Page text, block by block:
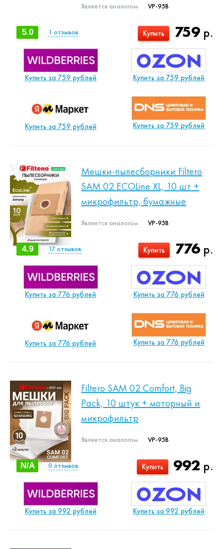
Является аналогом VP-95B
759 р.
Купить
5.0 1 отзывов
Купить за 759 рублей Купить за 759 рублей
Купить за 759 рублей Купить за 759 рублей
Мешки-пылесборники Filtero
SAM 02 ECOLine XL, 10 шт +
микрофильтр, бумажные
Является аналогом VP-95B
776 р.
Купить
4.9 17отзывов
Купить за 776 рублей Купить за 776 рублей
Купить за 776 рублей Купить за 776 рублей
Filtero SAM 02 Comfort, Big
Pack, 10 штук + моторный и
микрофильтр
Является аналогом VP-95B
992 р.
Купить
N/A 0отзывов
Купить за 992 рублей Купить за 992 рублей